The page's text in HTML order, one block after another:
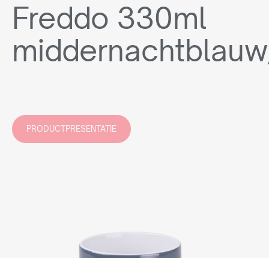
Freddo 330ml
PRODUCTPRESENTATIE